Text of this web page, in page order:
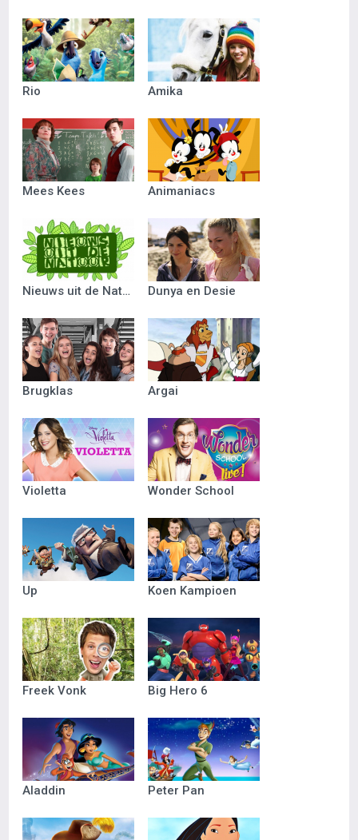
Rio Amika
Mees Kees Animaniacs
Nieuws uit de Natuur Dunya en Desie
Brugklas Argai
Violetta Wonder School
Up Koen Kampioen
Freek Vonk Big Hero 6
Aladdin Peter Pan